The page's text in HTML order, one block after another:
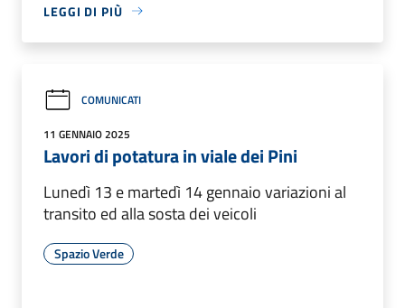
LEGGI DI PIÙ
COMUNICATI
11 GENNAIO 2025
Lavori di potatura in viale dei Pini
Lunedì 13 e martedì 14 gennaio variazioni al
transito ed alla sosta dei veicoli
Spazio Verde